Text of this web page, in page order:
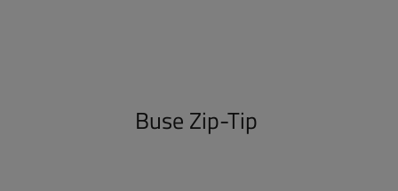
Buse Zip-Tip